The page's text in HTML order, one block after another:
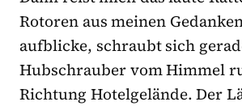
Rotoren aus meinen
aufblicke, schraubt sich
Hubschrauber vom Himmel
Richtung Hotelgelände. Der